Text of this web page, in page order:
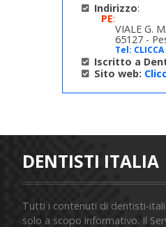
Indirizzo:
PE:
VIALE G.
65127 -
Tel:
Iscritto a
Sito web:
DENTISTI ITALIA
Tutti i contenuti di dentisti-
solo a scopo informativo. Il